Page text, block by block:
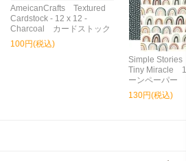
AmeicanCrafts Textured
Cardstock - 12 x 12 -
Charcoal カードストック
100円(税込)
Simple
Tiny Miracle
ーンペーパー
130円(税込)